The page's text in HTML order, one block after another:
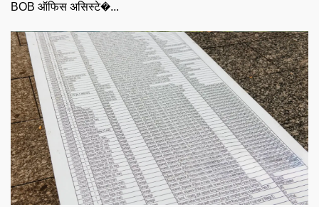
BOB ऑफिस असिस्टे�...